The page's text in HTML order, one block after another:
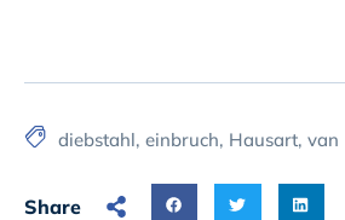
diebstahl, einbruch, Hausart, van
Share